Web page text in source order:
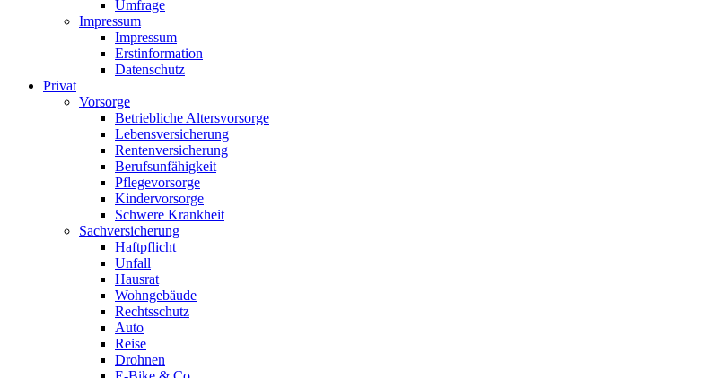
Umfrage
Impressum
Impressum
Erstinformation
Datenschutz
Privat
Vorsorge
Betriebliche Altersvorsorge
Lebensversicherung
Rentenversicherung
Berufsunfähigkeit
Pflegevorsorge
Kindervorsorge
Schwere Krankheit
Sachversicherung
Haftpflicht
Unfall
Hausrat
Wohngebäude
Rechtsschutz
Auto
Reise
Drohnen